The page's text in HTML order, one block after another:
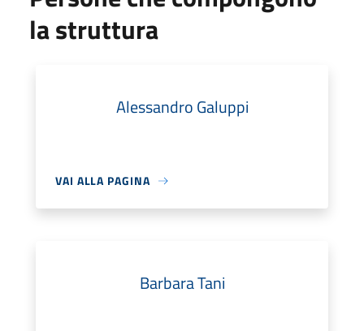
la struttura
Alessandro Galuppi
VAI ALLA PAGINA
Barbara Tani